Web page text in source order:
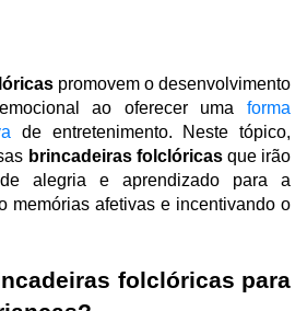
promovem o desenvolvimento
ao oferecer uma forma
de entretenimento. Neste tópico,
brincadeiras folclóricas que irão
alegria e aprendizado para a
memórias afetivas e incentivando o
folclóricas para